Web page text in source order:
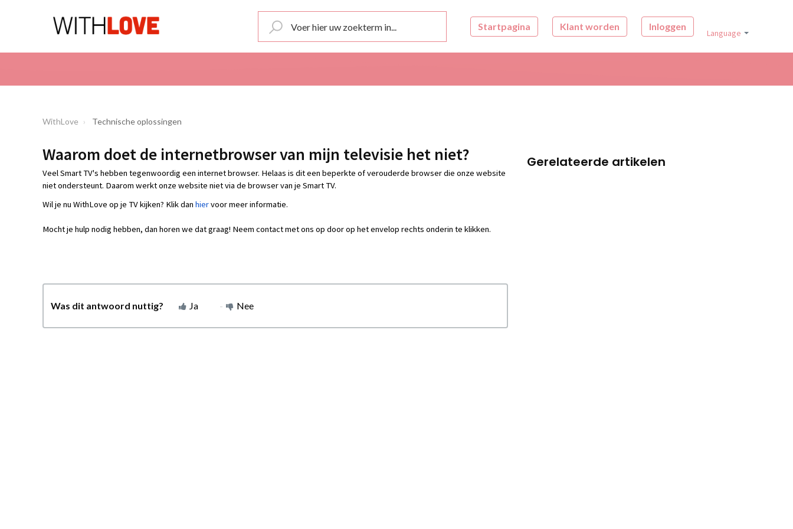
Startpagina Klant worden Inloggen
Language
WithLove Technische oplossingen
Waarom doet de internetbrowser van mijn televisie het niet?
Veel Smart TV's hebben tegenwoordig een internet browser. Helaas is dit een beperkte of verouderde browser die onze website
niet ondersteunt. Daarom werkt onze website niet via de browser van je Smart TV.
Wil je nu WithLove op je TV kijken? Klik dan hiervoor meer informatie.
Mocht je hulp nodig hebben, dan horen we dat graag! Neem contact met ons op door op het envelop rechts onderin te klikken.
Was dit antwoord nuttig? Ja Nee
Gerelateerde artikelen